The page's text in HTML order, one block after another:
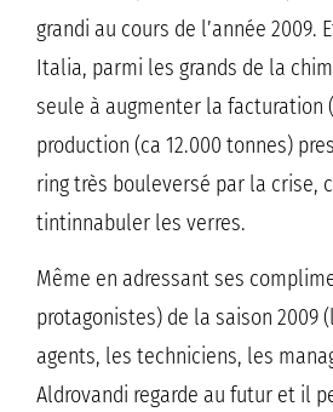
grandi au cours de l’année 2009.
Italia, parmi les grands de la
seule à augmenter la facturation
production (ca 12.000 tonnes)
ring très bouleversé par la crise,
tintinnabuler les verres.
Même en adressant ses
protagonistes) de la saison 2009
agents, les techniciens, les
Aldrovandi regarde au futur et il